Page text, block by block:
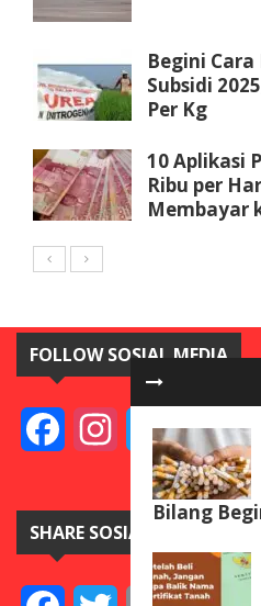
Bilang
Begini
Subsidi
Per Kg
10 Aplikasi
Ribu per
Membayar
FOLLOW SOSIAL MEDIA
FacebookInstagramTwitter
SHARE SOSIAL MEDIA